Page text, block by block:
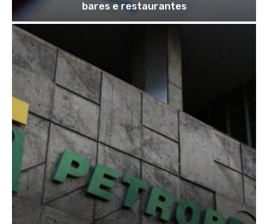
bares e restaurantes